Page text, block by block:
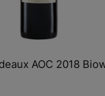
AOC 2018